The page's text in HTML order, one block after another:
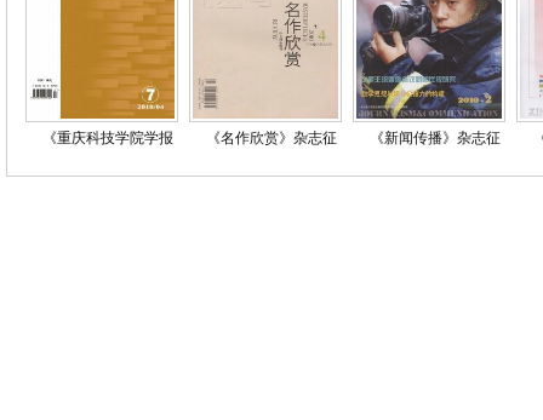
《重庆科技学院学报 《名作欣赏》杂志征 《新闻传播》杂志征